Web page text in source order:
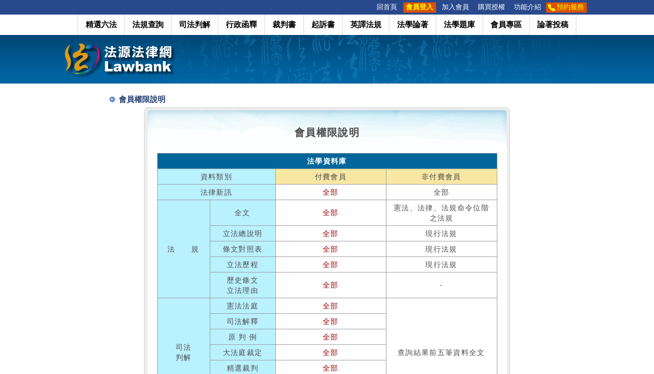
回首頁 會員登入 加入會員 購買授權 功能介紹 預約服務
精選六法 法規查詢 司法判解 行政函釋 裁判書 起訴書 英譯法規 法學論著 法學題庫 會員專區 論著投稿
會員權限說明
會員權限說明
法學資料庫
資料類別
付費會員
非付費會員
法律新訊
全部 全部
法 規
全文 全部
憲法、法律、法規命令位階
之法規
立法總說明
全部
現行法規
條文對照表
全部
現行法規
立法歷程
全部
現行法規
歷史條文
立法理由
全部 -
司法
判解
憲法法庭 全部
查詢結果前五筆資料全文
司法解釋
全部
原 判 例
全部
大法庭裁定
全部
精選裁判
全部